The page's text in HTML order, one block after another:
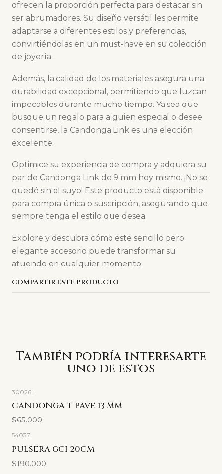
ofrecen la proporción perfecta para destacar sin
ser abrumadores. Su diseño versátil les permite
adaptarse a diferentes estilos y preferencias,
convirtiéndolas en un must-have en su colección
de joyería.
Además, la calidad de los materiales asegura una
durabilidad excepcional, permitiendo que luzcan
impecables durante mucho tiempo. Ya sea que
busque un regalo para alguien especial o desee
consentirse, la Candonga Link es una elección
excelente.
Optimice su experiencia de compra y adquiera su
par de Candonga Link de 9 mm hoy mismo. ¡No se
quedé sin el suyo! Este producto está disponible
para compra única o suscripción, asegurando que
siempre tenga el estilo que desea.
Explore y descubra cómo este sencillo pero
elegante accesorio puede transformar su
atuendo en cualquier momento.
COMPARTIR ESTE PRODUCTO
También podría interesarte
uno de estos
30026|
CANDONGA T PAVE 13 MM
$65.000
54037|
PULSERA GCI 20CM
$190.000